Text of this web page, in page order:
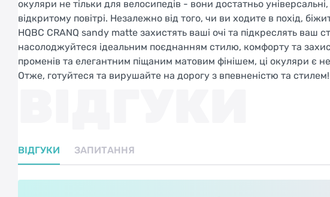
окуляри не тільки для велосипедів - вони достатньо
відкритому повітрі. Незалежно від того, чи ви ходите в похід,
HQBC CRANQ sandy matte захистять ваші очі та підкреслять ваш
насолоджуйтеся ідеальним поєднанням стилю, комфорту та
променів та елегантним піщаним матовим фінішем, ці окуляри є
Отже, готуйтеся та вирушайте на дорогу з впевненістю та стилем!
ВІДГУКИ ЗАПИТАННЯ